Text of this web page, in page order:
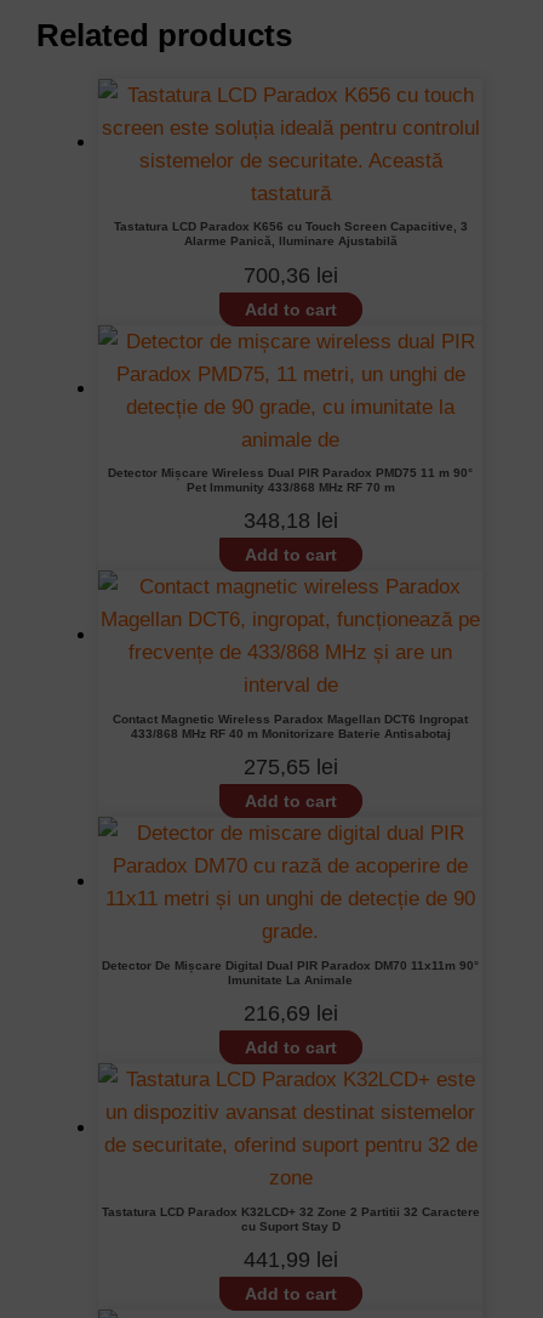
Related products
Tastatura LCD Paradox K656 cu Touch Screen Capacitive, 3
Alarme Panică, Iluminare Ajustabilă
700,36 lei
Add to cart
Detector Mișcare Wireless Dual PIR Paradox PMD75 11 m 90°
Pet Immunity 433/868 MHz RF 70 m
348,18 lei
Add to cart
Contact Magnetic Wireless Paradox Magellan DCT6 Ingropat
433/868 MHz RF 40 m Monitorizare Baterie Antisabotaj
275,65 lei
Add to cart
Detector De Mișcare Digital Dual PIR Paradox DM70 11x11m 90°
Imunitate La Animale
216,69 lei
Add to cart
Tastatura LCD Paradox K32LCD+ 32 Zone 2 Partitii 32 Caractere
cu Suport Stay D
441,99 lei
Add to cart